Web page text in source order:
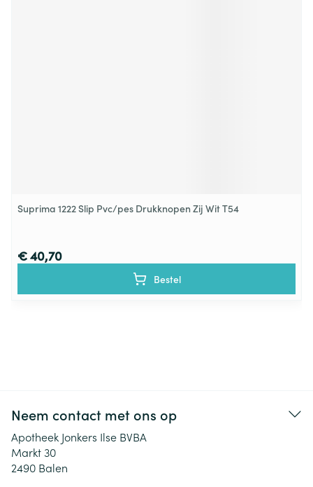
Suprima 1222 Slip Pvc/pes Drukknopen Zij Wit T54
€ 40,70
Bestel
Neem contact met ons op
Apotheek Jonkers Ilse BVBA
Markt 30
2490 Balen